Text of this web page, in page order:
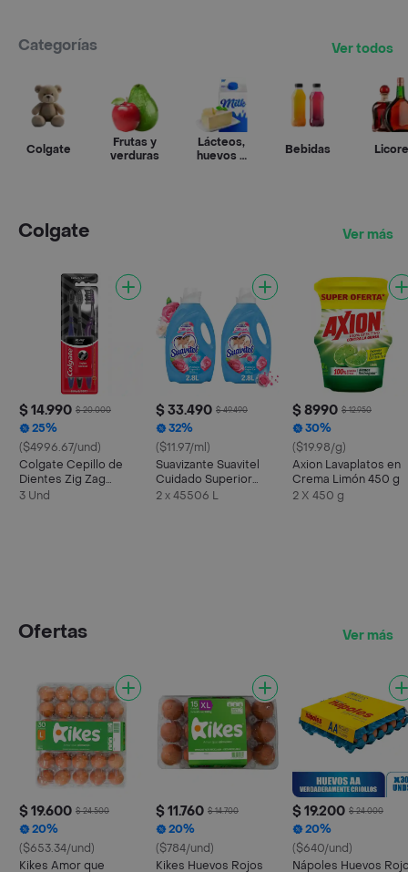
Categorías Ver todos
Colgate
Frutas y
verduras
Lácteos,
huevos y
Bebidas
Colgate Ver más
$ 14.990 $ 20.000
25%
($4996.67/und)
Colgate Cepillo de
Dientes Zig Zag
Carbón Suave
3 Und
$ 33.490 $ 49.490
32%
($11.97/ml)
Suavizante Suavitel
Cuidado Superior
Fresca Primavera 2 x
2 x 45506 L
$ 8990 $ 12.950
30%
($19.98/g)
Axion Lavaplatos en
Crema Limón 450 g
2 X 450 g
Ofertas Ver más
$ 19.600 $ 24.500
20%
($653.34/und)
Kikes Amor que
$ 11.760 $ 14.700
20%
($784/und)
Kikes Huevos Rojos
$ 19.200 $ 24.000
20%
($640/und)
Nápoles Huevos